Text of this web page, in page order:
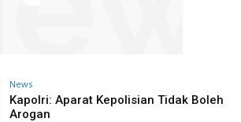
News
Kapolri: Aparat Kepolisian Tidak Boleh
Arogan